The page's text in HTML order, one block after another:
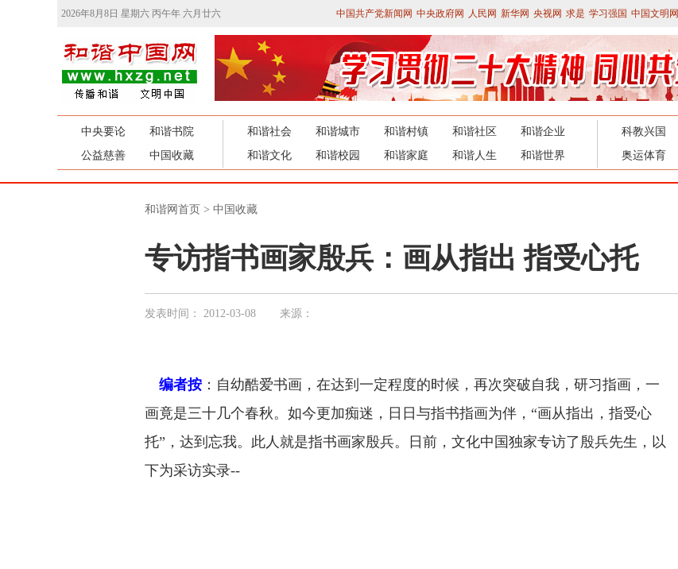
2026年8月8日 星期六 丙午年 六月廿六 中国共产党新闻网 中央政府网 人民网 新华网 央视网 求是 学习强国 中国文明网
中央要论
和谐书院
公益慈善
中国收藏
和谐社会 和谐城市 和谐村镇 和谐社区
和谐企业
和谐文化
和谐校园 和谐家庭 和谐人生 和谐世界
科教兴国
奥运体育
和谐网首页 > 中国收藏
专访指书画家殷兵：画从指出 指受心托
发表时间： 2012-03-08 来源：
编者按 ：自幼酷爱书画，在达到一定程度的时候，再次突破自我，研习指画，一
画竟是三十几个春秋。如今更加痴迷，日日与指书指画为伴，“画从指出，指受心
托”，达到忘我。此人就是指书画家殷兵。日前，文化中国独家专访了殷兵先生，以
下为采访实录--